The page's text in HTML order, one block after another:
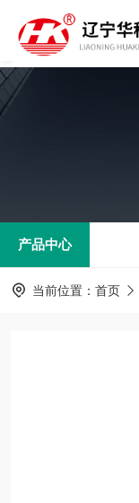
产品中心
当前位置： 首页